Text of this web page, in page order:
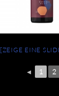
[ZEIGE EINE
◄ 1 2